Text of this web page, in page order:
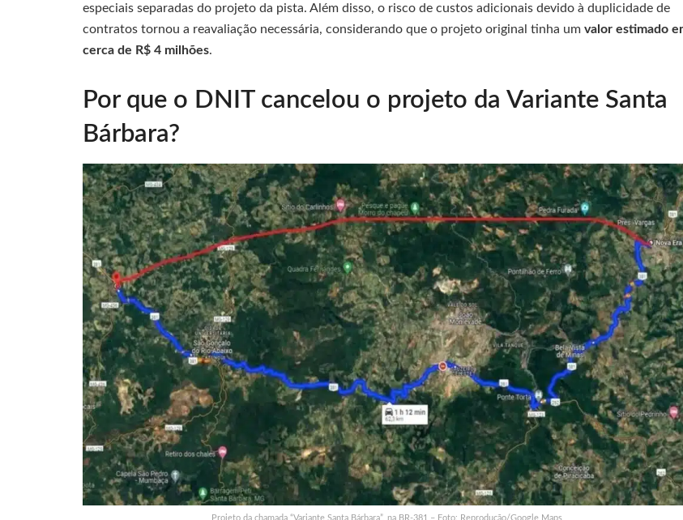
especiais separadas do projeto da pista. Além disso, o risco de custos adicionais devido à duplicidade de
contratos tornou a reavaliação necessária, considerando que o projeto original tinha um valor estimado
cerca de R$ 4 milhões.
Por que o DNIT cancelou o projeto da Variante Santa
Bárbara?